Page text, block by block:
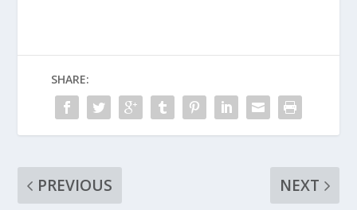
SHARE:
PREVIOUS
NEXT